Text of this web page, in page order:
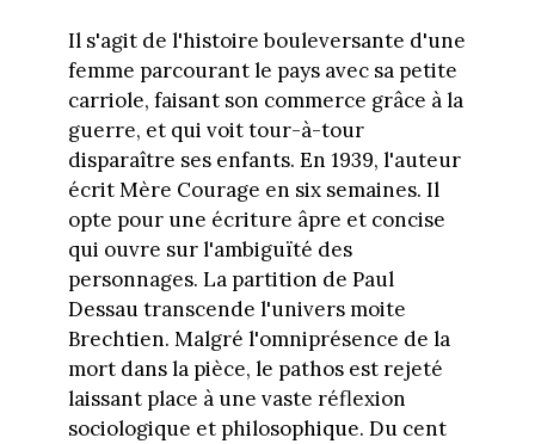
Il s'agit de l'histoire bouleversante d'une
femme parcourant le pays avec sa petite
carriole, faisant son commerce grâce à la
guerre, et qui voit tour-à-tour
disparaître ses enfants. En 1939, l'auteur
écrit Mère Courage en six semaines. Il
opte pour une écriture âpre et concise
qui ouvre sur l'ambiguïté des
personnages. La partition de Paul
Dessau transcende l'univers moite
Brechtien. Malgré l'omniprésence de la
mort dans la pièce, le pathos est rejeté
laissant place à une vaste réflexion
sociologique et philosophique. Du cent